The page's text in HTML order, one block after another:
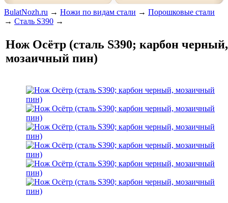
BulatNozh.ru → Ножи по видам стали → Порошковые стали
→ Сталь S390 →
Нож Осётр (сталь S390; карбон черный,
мозаичный пин)